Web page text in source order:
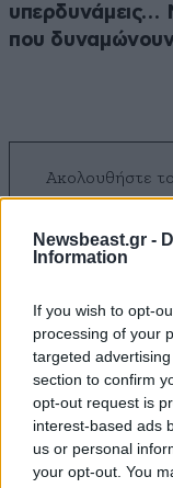
Newsbeast.gr -
Information
If you wish to opt-
processing of your
targeted
section to confirm
opt-out request is
interest-based ads
us or personal
your opt-out. You
υπερδυνάμεις…
που
Ακολουθήστε το
και